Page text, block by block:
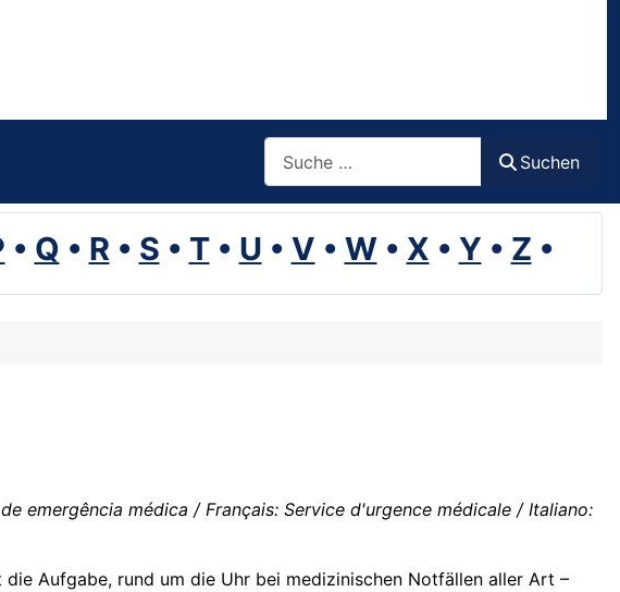
Suchen
• Q • R• S • T• U • V • W• X • Y • Z •
emergência médica / Français: Service d'urgence médicale / Italiano:
die Aufgabe, rund um die Uhr bei medizinischen Notfällen aller Art –